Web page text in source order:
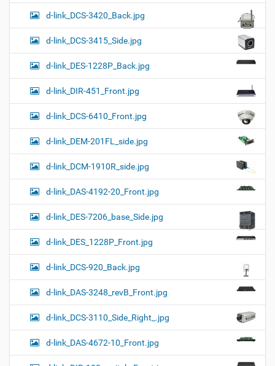
d-link_DCS-3420_Back.jpg
d-link_DCS-3415_Side.jpg
d-link_DES-1228P_Back.jpg
d-link_DIR-451_Front.jpg
d-link_DCS-6410_Front.jpg
d-link_DEM-201FL_side.jpg
d-link_DCM-1910R_side.jpg
d-link_DAS-4192-20_Front.jpg
d-link_DES-7206_base_Side.jpg
d-link_DES_1228P_Front.jpg
d-link_DCS-920_Back.jpg
d-link_DAS-3248_revB_Front.jpg
d-link_DCS-3110_Side_Right_.jpg
d-link_DAS-4672-10_Front.jpg